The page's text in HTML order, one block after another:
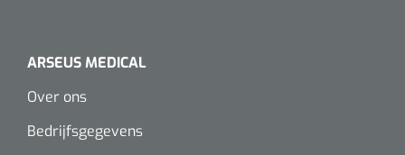
ARSEUS MEDICAL
Over ons
Bedrijfsgegevens